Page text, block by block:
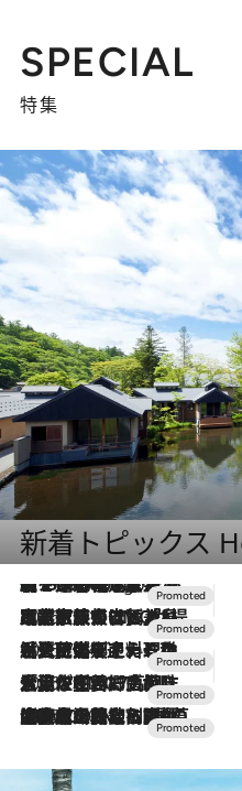
SPECIAL
特集
新着トピックス
7 Hours Ago
【トンボの足水浴】ヒノキの香りに包まれて涼感マックス！約13℃の湧水かけ流しを避暑地「星野温泉 トンボの湯」で体験
2026.7.31
【ホテル帰省】という選択肢をOMOが提案。家族とほどよい距離を保つには「昼は実家、夜は気兼ねなくホテルで！」
2026.7.24
【夏限定ディナーコース】旬を迎える稚鮎や花ズッキーニなどをイタリア・トスカーナの郷土料理の手法で満喫！
2026.7.17
「土佐和ハーブかき氷」がOMO7高知に登場！生姜、山椒、大葉など目にも舌にも涼を呼ぶ郷土の味
2026.7.10
NEW OPEN！【界 草津】名湯の地に誕生。趣の異なる2種の温泉と上州ならではの会席・蕎麦割烹など美食を味わう究極の癒やし旅